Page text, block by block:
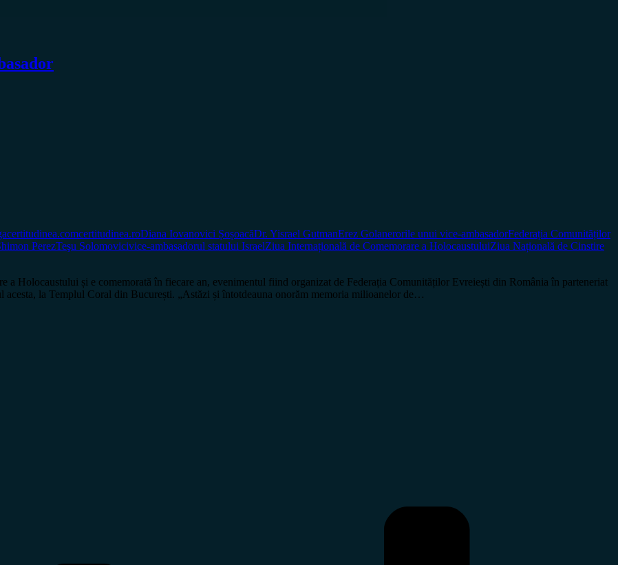
certitudinea.comcertitudinea.roDiana Iovanovici ȘoșoacăDr. Yisrael GutmanErez Golanerorile unui vice-ambasadorFederația Comunităților
PerezTeşu Solomovicivice-ambasadorul statului IsraelZiua Internațională de Comemorare a HolocaustuluiZiua Națională de Cinstire
a Holocaustului și e comemorată în fiecare an, evenimentul fiind organizat de Federația Comunităților Evreiești din România în parteneriat
la Templul Coral din București. „Astăzi și întotdeauna onorăm memoria milioanelor de…